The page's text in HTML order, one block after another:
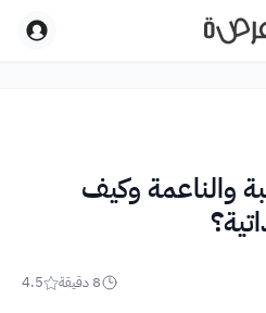
والناعمة وكيف
8 دقيقة 4.5